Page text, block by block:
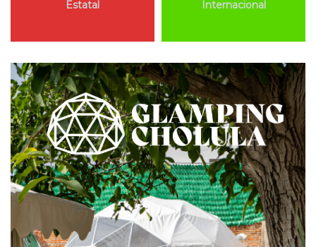
Estatal Internacional